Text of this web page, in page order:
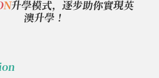
N升學模式，逐步助你實現英
澳升學！